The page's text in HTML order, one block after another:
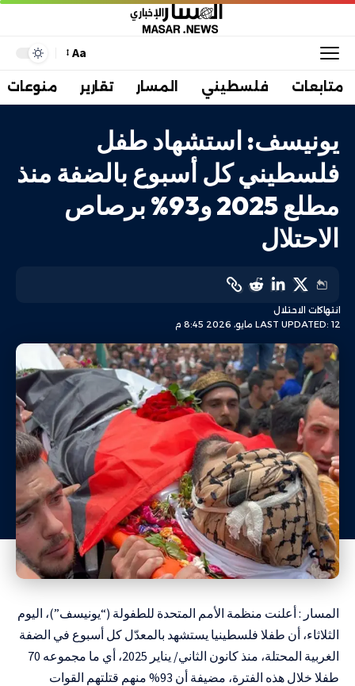
Aa
متابعات فلسطيني المسار تقارير منوعات
يونيسف: استشهاد طفل
فلسطيني كل أسبوع بالضفة منذ
مطلع 2025 و93% برصاص
الاحتلال
LAST UPDATED: 12 مايو، 2026 8:45 م
انتهاكات الاحتلال
المسار : أعلنت منظمة الأمم المتحدة للطفولة (“يونيسف”)، اليوم
الثلاثاء، أن طفلا فلسطينيا يستشهد بالمعدّل كل أسبوع في الضفة
الغربية المحتلة، منذ كانون الثاني/ يناير 2025، أي ما مجموعه 70
طفلا خلال هذه الفترة، مضيفة أن 93% منهم قتلتهم القوات